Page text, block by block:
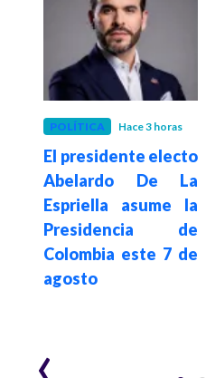
POLÍTICA Hace 3 horas
El presidente electo
Abelardo De La
Espriella asume la
Presidencia de
Colombia este 7 de
agosto